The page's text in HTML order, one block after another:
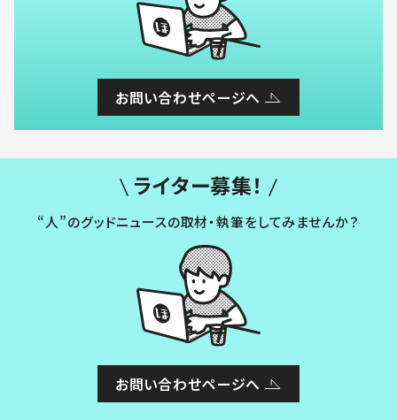
お問い合わせページへ
ライター募集！
“人”のグッドニュースの取材・執筆をしてみませんか？
お問い合わせページへ